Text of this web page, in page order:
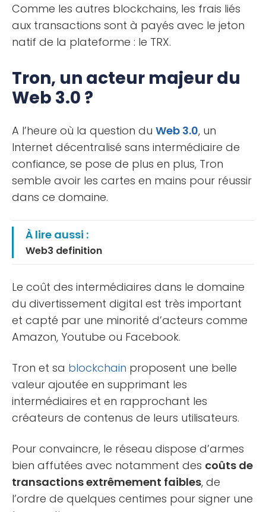
Comme les autres blockchains, les frais liés
aux transactions sont à payés avec le jeton
natif de la plateforme : le TRX.
Tron, un acteur majeur du
Web 3.0 ?
A l’heure où la question du Web 3.0, un
Internet décentralisé sans intermédiaire de
confiance, se pose de plus en plus, Tron
semble avoir les cartes en mains pour réussir
dans ce domaine.
À lire aussi :
Web3 definition
Le coût des intermédiaires dans le domaine
du divertissement digital est très important
et capté par une minorité d’acteurs comme
Amazon, Youtube ou Facebook.
Tron et sa blockchain proposent une belle
valeur ajoutée en supprimant les
intermédiaires et en rapprochant les
créateurs de contenus de leurs utilisateurs.
Pour convaincre, le réseau dispose d’armes
bien affutées avec notamment des coûts de
transactions extrêmement faibles, de
l’ordre de quelques centimes pour signer une